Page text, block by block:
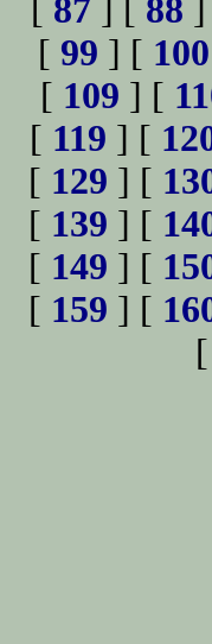
[ 87 ] [ 88
[ 99 ] [ 100
[ 109 ] [
[ 119 ] [
[ 129 ] [
[ 139 ] [
[ 149 ] [
[ 159 ] [
[